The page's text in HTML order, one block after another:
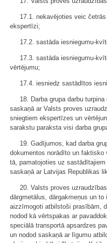
17.1. nekavējoties veic
ekspertīzi;
17.2. sastāda iesniegumu-
17.3. sastāda iesniegumu-
vērtējumu;
17.4. iesniedz sastādītos
18. Darba grupa darbu
saskaņā ar Valsts proves
sniegtiem ekspertīzes un
sarakstu paraksta visi darba
19. Gadījumos, kad darba
dokumentos norādīto un faktisko
tā, pamatojoties uz
saskaņā ar Latvijas Republikas
20. Valsts proves
dārgmetālus, dārgakmeņus un
aizzīmogoti atbilstoši prasībām,
nodod kā vērtspakas ar
speciālā transportā apsardzes
un nodod saskaņā ar līgumu